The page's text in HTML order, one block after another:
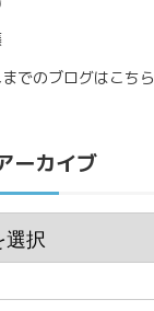
でのブログはこちら
ーカイブ